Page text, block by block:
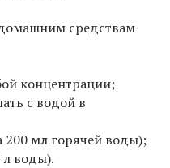
средствам
концентрации;
с водой в
200 мл горячей воды);
л воды).